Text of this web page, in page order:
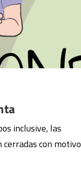
inclusive, las
con motivo